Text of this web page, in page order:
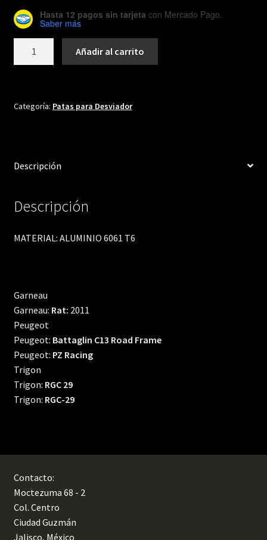
Hasta 12 pagos sin tarjeta con Mercado Pago.
Saber más
Añadir al carrito
Categoría: Patas para Desviador
Descripción
Descripción
MATERIAL: ALUMINIO 6061 T6
Garneau
Garneau: Rat: 2011
Peugeot
Peugeot: Battaglin C13 Road Frame
Peugeot: PZ Racing
Trigon
Trigon: RGC 29
Trigon: RGC-29
Contacto:
Moctezuma 68 - 2
Col. Centro
Ciudad Guzmán
Jalisco, México